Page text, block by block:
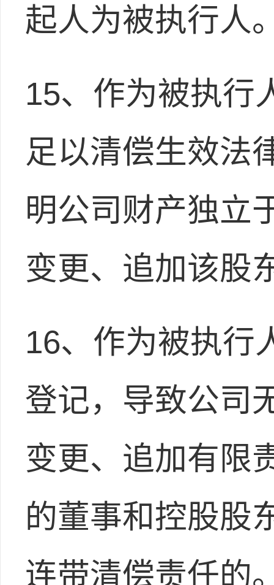
起人为被执行人
15、作为被执行
足以清偿生效法
明公司财产独立
变更、追加该股
16、作为被执行
登记，导致公司
变更、追加有限
的董事和控股股
连带清偿责任的